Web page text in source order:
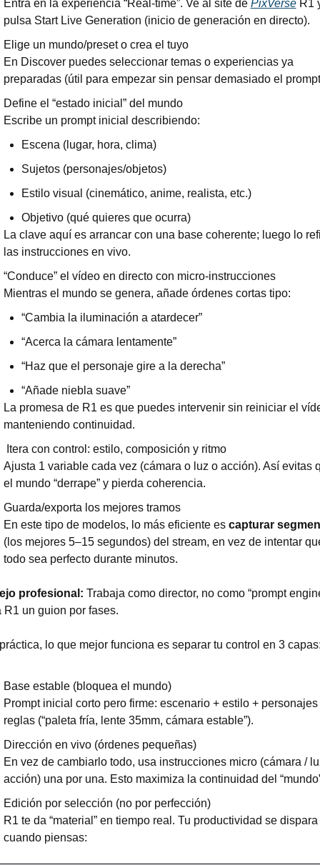
Entra en la experiencia “Real-time”. Ve al site de PixVerse R1
pulsa Start Live Generation (inicio de generación en directo).
Elige un mundo/preset o crea el tuyo
En Discover puedes seleccionar temas o experiencias ya
preparadas (útil para empezar sin pensar demasiado el
Define el “estado inicial” del mundo
Escribe un prompt inicial describiendo:
Escena (lugar, hora, clima)
Sujetos (personajes/objetos)
Estilo visual (cinemático, anime, realista, etc.)
Objetivo (qué quieres que ocurra)
La clave aquí es arrancar con una base coherente; luego lo
las instrucciones en vivo.
“Conduce” el vídeo en directo con micro-instrucciones
Mientras el mundo se genera, añade órdenes cortas tipo:
“Cambia la iluminación a atardecer”
“Acerca la cámara lentamente”
“Haz que el personaje gire a la derecha”
“Añade niebla suave”
La promesa de R1 es que puedes intervenir sin reiniciar el
manteniendo continuidad.
Itera con control: estilo, composición y ritmo
Ajusta 1 variable cada vez (cámara o luz o acción). Así evitas
el mundo “derrape” y pierda coherencia.
Guarda/exporta los mejores tramos
En este tipo de modelos, lo más eficiente es capturar
(los mejores 5–15 segundos) del stream, en vez de intentar
todo sea perfecto durante minutos.
profesional: Trabaja como director, no como “prompt
R1 un guion por fases.
lo que mejor funciona es separar tu control en 3
Base estable (bloquea el mundo)
Prompt inicial corto pero firme: escenario + estilo + personajes
reglas (“paleta fría, lente 35mm, cámara estable”).
Dirección en vivo (órdenes pequeñas)
En vez de cambiarlo todo, usa instrucciones micro (cámara /
acción) una por una. Esto maximiza la continuidad del
Edición por selección (no por perfección)
R1 te da “material” en tiempo real. Tu productividad se dispara
cuando piensas: